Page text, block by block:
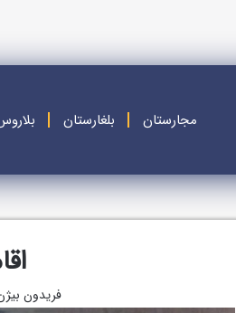
مجارستان بلغارستان
فریدون